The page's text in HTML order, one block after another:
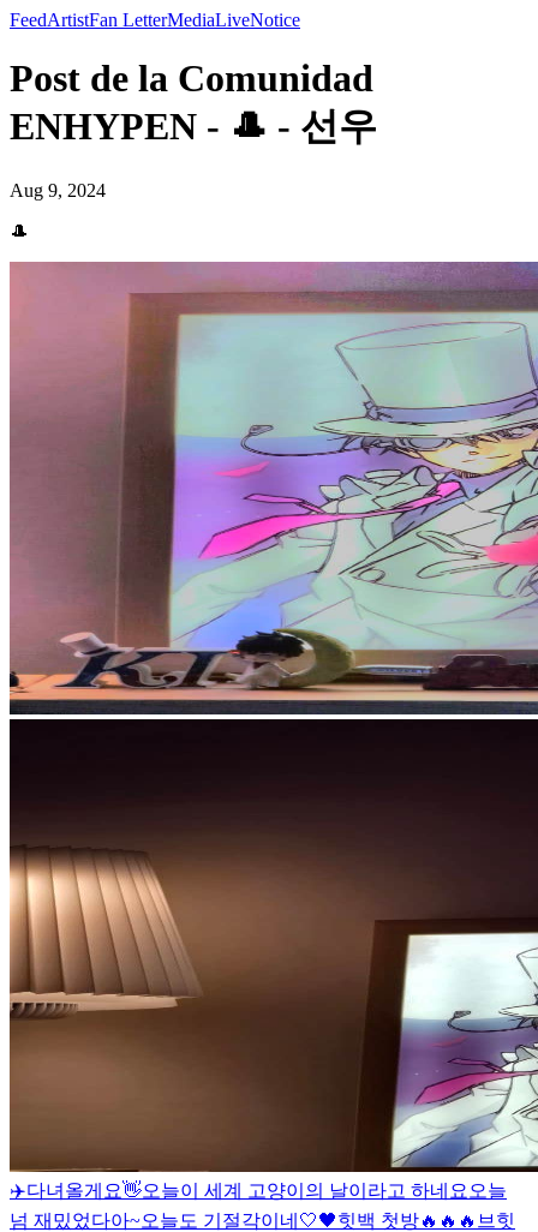
FeedArtistFan LetterMediaLiveNotice
Post de la Comunidad
ENHYPEN - 🎩 - 선우
Aug 9, 2024
🎩
✈️다녀올게요👋오늘이 세계 고양이의 날이라고 하네요 오늘
넘 재밌었다아~오늘도 기절각이네 🤍🖤힛백 첫방🔥🔥🔥 브힛